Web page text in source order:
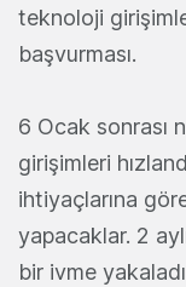
teknoloji
başvurması.
6 Ocak sonrası
girişimleri
ihtiyaçlarına
yapacaklar. 2
bir ivme